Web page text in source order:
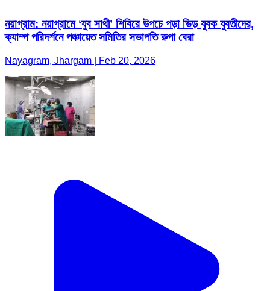
নয়াগ্রাম: নয়াগ্রামে ‘যুব সাথী’ শিবিরে উপচে পড়া ভিড় যুবক যুবতীদের,
ক্যাম্প পরিদর্শনে পঞ্চায়েত সমিতির সভাপতি রুপা বেরা
Nayagram, Jhargam | Feb 20, 2026